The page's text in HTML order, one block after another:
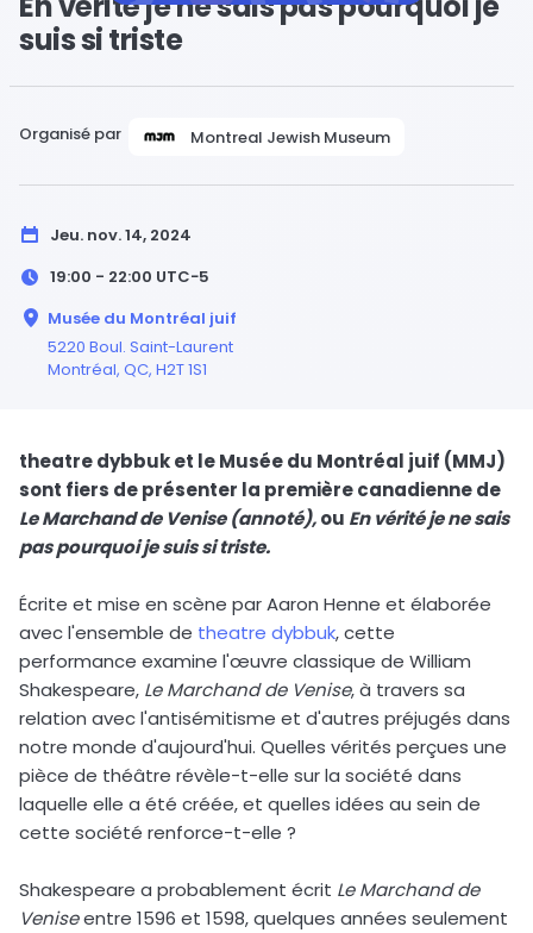
suis si triste
Organisé par Montreal Jewish Museum
Jeu. nov. 14, 2024
19:00 - 22:00 UTC−5
Musée du Montréal juif
5220 Boul. Saint-Laurent
Montréal, QC, H2T 1S1
theatre dybbuk et le Musée du Montréal juif (MMJ)
sont fiers de présenter la première canadienne de
Le Marchand de Venise (annoté),ou En vérité je ne sais
pas pourquoi je suis si triste.
Écrite et mise en scène par Aaron Henne et élaborée
avec l'ensemble de theatre dybbuk, cette
performance examine l'œuvre classique de William
Shakespeare, Le Marchand de Venise, à travers sa
relation avec l'antisémitisme et d'autres préjugés dans
notre monde d'aujourd'hui. Quelles vérités perçues une
pièce de théâtre révèle-t-elle sur la société dans
laquelle elle a été créée, et quelles idées au sein de
cette société renforce-t-elle ?
Shakespeare a probablement écrit Le Marchand de
Veniseentre 1596 et 1598, quelques années seulement